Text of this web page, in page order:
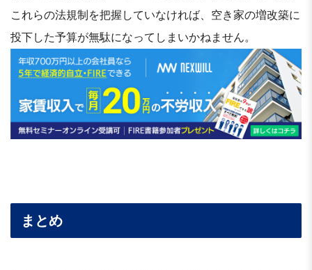
これらの法規制を把握していなければ、空き家の増改築に
投下した予算が無駄になってしまいかねません。
まとめ